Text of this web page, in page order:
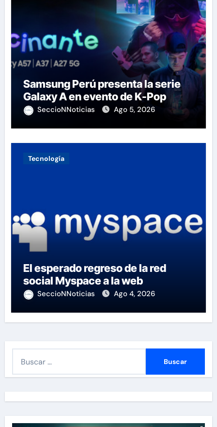
Samsung Perú presenta la serie
Galaxy A en evento de K-Pop
SeccioNNoticias Ago 5, 2026
Tecnología
El esperado regreso de la red
social Myspace a la web
SeccioNNoticias Ago 4, 2026
r